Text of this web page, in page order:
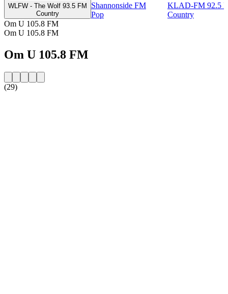
WLFW - The Wolf 93.5 FM
Country
Shannonside FM
Pop
KLAD-FM 92.5
Country
Om U 105.8 FM
Om U 105.8 FM
Om U 105.8 FM
(29)